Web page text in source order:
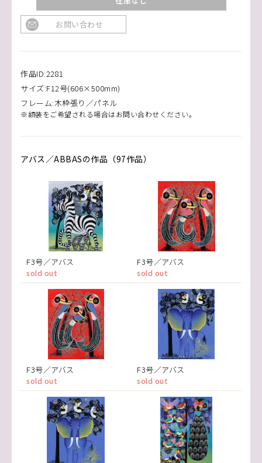
お問い合わせ
作品ID:2281
サイズ:F12号(606×500mm)
フレーム:木枠張り／パネル
※額装をご希望される場合はお問い合わせください。
アバス／ABBASの作品（97作品）
F3号／アバス
sold out
F3号／アバス
sold out
F3号／アバス
sold out
F3号／アバス
sold out